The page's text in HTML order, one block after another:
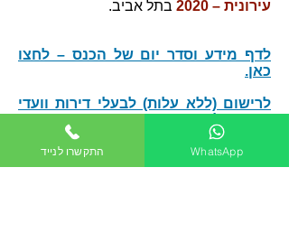
עירונית – 2020
בתל אביב.
לדף מידע וסדר יום של הכנס – לחצו
כאן.
לרישום (ללא עלות) לבעלי דירות וועדי
התקשרו לנייד WhatsApp